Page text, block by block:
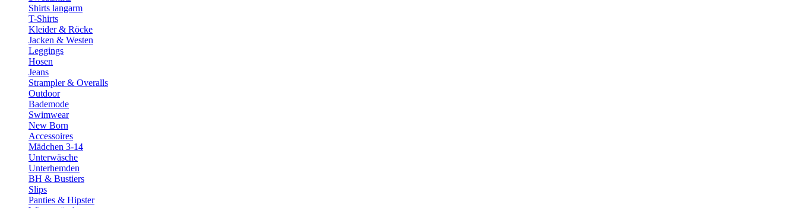
Shirts langarm
T-Shirts
Kleider & Röcke
Jacken & Westen
Leggings
Hosen
Jeans
Strampler & Overalls
Outdoor
Bademode
Swimwear
New Born
Accessoires
Mädchen 3-14
Unterwäsche
Unterhemden
BH & Bustiers
Slips
Panties & Hipster